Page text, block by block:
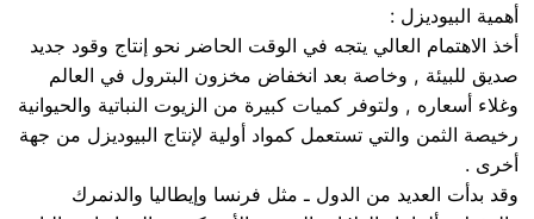
أهمية البيوديزل :
أخذ الاهتمام العالي يتجه في الوقت الحاضر نحو إنتاج وقود جديد
صديق للبيئة , وخاصة بعد انخفاض مخزون البترول في العالم
وغلاء أسعاره , ولتوفر كميات كبيرة من الزيوت النباتية والحيوانية
رخيصة الثمن والتي تستعمل كمواد أولية لإنتاج البيوديزل من جهة
أخرى .
وقد بدأت العديد من الدول ـ مثل فرنسا وإيطاليا والدنمرك